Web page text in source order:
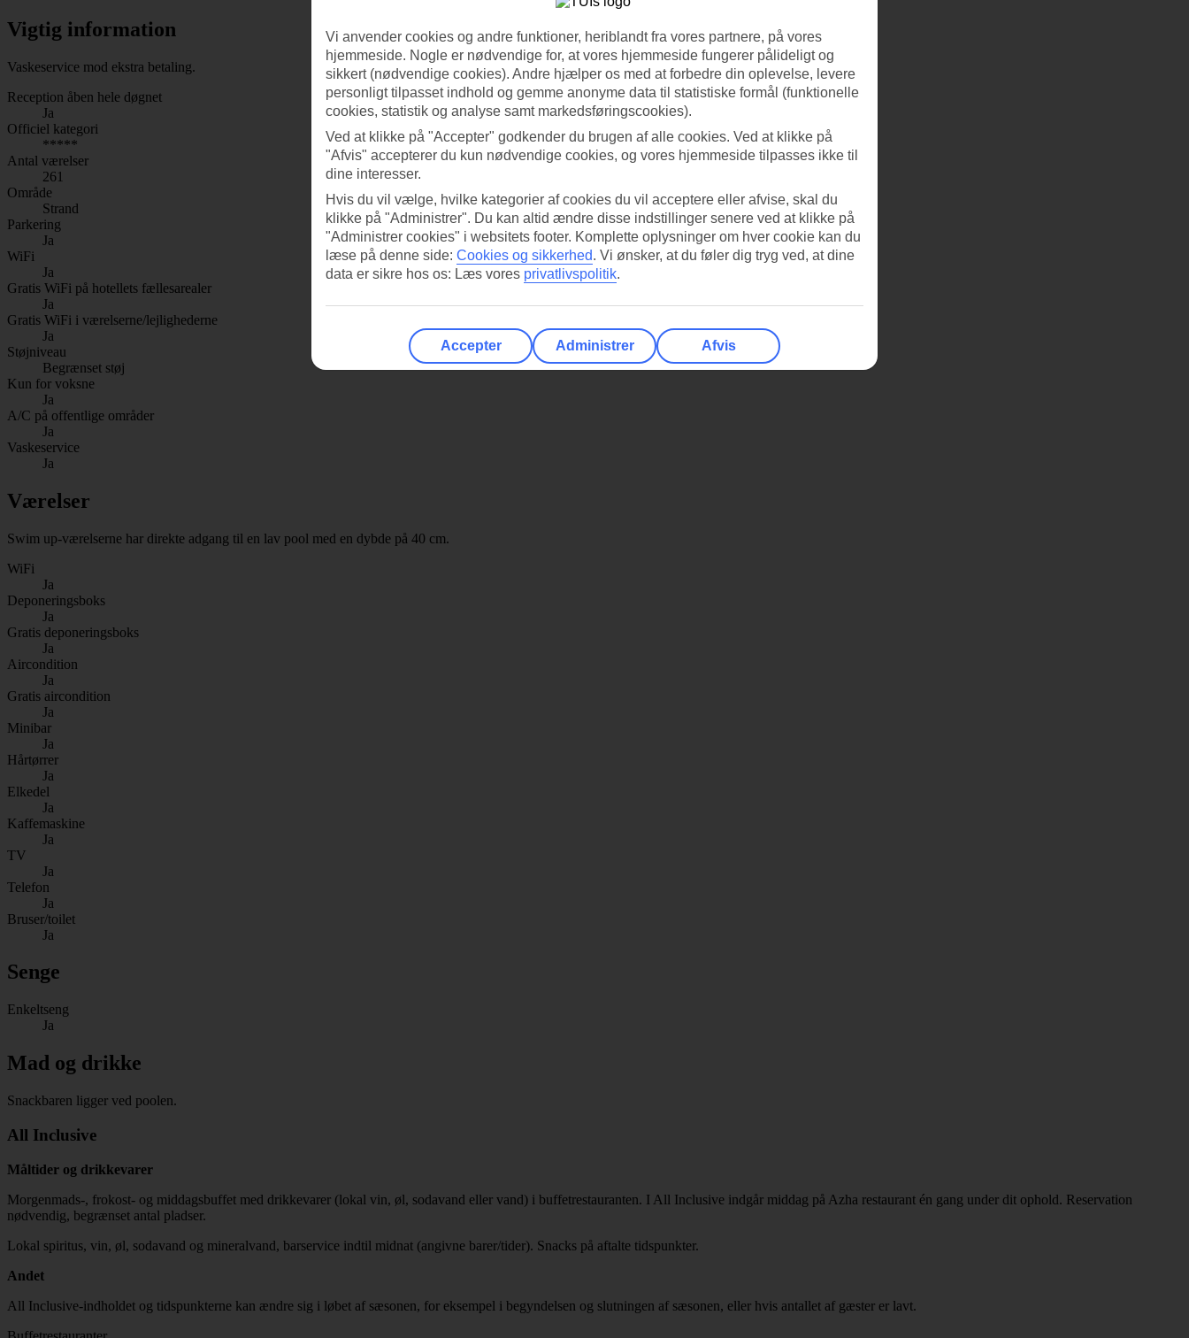
Vigtig information
Vaskeservice mod ekstra betaling.
Reception åben hele døgnet
Ja
Officiel kategori
*****
Antal værelser
261
Område
Strand
Parkering
Ja
WiFi
Ja
Gratis WiFi på hotellets fællesarealer
Ja
Gratis WiFi i værelserne/lejlighederne
Ja
Støjniveau
Begrænset støj
Kun for voksne
Ja
A/C på offentlige områder
Ja
Vaskeservice
Ja
Værelser
Swim up-værelserne har direkte adgang til en lav pool med en dybde på 40 cm.
WiFi
Ja
Deponeringsboks
Ja
Gratis deponeringsboks
Ja
Aircondition
Ja
Gratis aircondition
Ja
Minibar
Ja
Hårtørrer
Ja
Elkedel
Ja
Kaffemaskine
Ja
TV
Ja
Telefon
Ja
Bruser/toilet
Ja
Senge
Enkeltseng
Ja
Mad og drikke
Snackbaren ligger ved poolen.
All Inclusive
Måltider og drikkevarer
Morgenmads-, frokost- og middagsbuffet med drikkevarer (lokal vin, øl, sodavand eller vand) i buffetrestauranten. I All Inclusive indgår middag på Azha restaurant én gang under dit ophold. Reservation
nødvendig, begrænset antal pladser.
Lokal spiritus, vin, øl, sodavand og mineralvand, barservice indtil midnat (angivne barer/tider). Snacks på aftalte tidspunkter.
Andet
All Inclusive-indholdet og tidspunkterne kan ændre sig i løbet af sæsonen, for eksempel i begyndelsen og slutningen af sæsonen, eller hvis antallet af gæster er lavt.
Vi anvender cookies og andre funktioner, heriblandt fra vores partnere, på vores
hjemmeside. Nogle er nødvendige for, at vores hjemmeside fungerer pålideligt og
sikkert (nødvendige cookies). Andre hjælper os med at forbedre din oplevelse, levere
personligt tilpasset indhold og gemme anonyme data til statistiske formål (funktionelle
cookies, statistik og analyse samt markedsføringscookies).
Ved at klikke på "Accepter" godkender du brugen af alle cookies. Ved at klikke på
"Afvis" accepterer du kun nødvendige cookies, og vores hjemmeside tilpasses ikke til
dine interesser.
Hvis du vil vælge, hvilke kategorier af cookies du vil acceptere eller afvise, skal du
klikke på "Administrer". Du kan altid ændre disse indstillinger senere ved at klikke på
"Administrer cookies" i websitets footer. Komplette oplysninger om hver cookie kan du
læse på denne side: Cookies og sikkerhed. Vi ønsker, at du føler dig tryg ved, at dine
data er sikre hos os: Læs vores privatlivspolitik.
Accepter Administrer Afvis